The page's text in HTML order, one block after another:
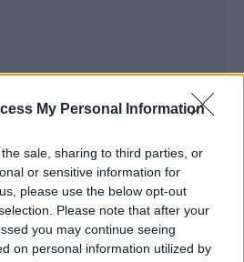
My Personal Information
sale, sharing to third parties, or
or sensitive information for
please use the below opt-out
Please note that after your
you may continue seeing
on personal information utilized by
Publicidad